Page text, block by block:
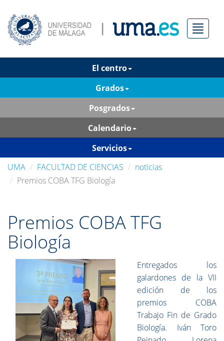
Menú
El centro
Grados
Posgrados
Calendario
Servicios
UMA
FACULTAD DE CIENCIAS
noticias
Premios COBA TFG Biología
Premios COBA TFG
Biología
Entregados los
galardones de la VII
edición de los
premios COBA
Trabajo Fin de Grado
Biología. Iván Toro